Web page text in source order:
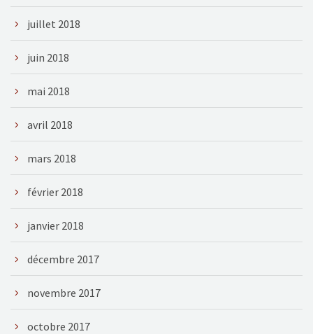
juillet 2018
juin 2018
mai 2018
avril 2018
mars 2018
février 2018
janvier 2018
décembre 2017
novembre 2017
octobre 2017